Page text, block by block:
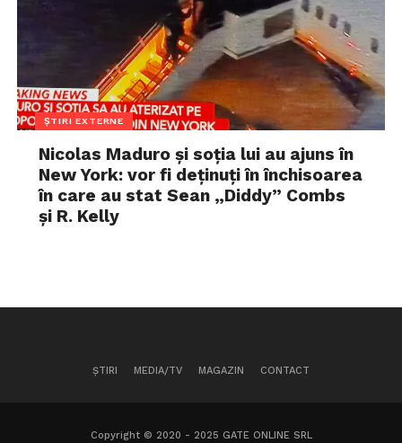
ȘTIRI EXTERNE
Nicolas Maduro și soția lui au ajuns în
New York: vor fi deținuți în închisoarea
în care au stat Sean „Diddy” Combs
și R. Kelly
ȘTIRI MEDIA/TV MAGAZIN CONTACT
Copyright © 2020 - 2025 GATE ONLINE SRL